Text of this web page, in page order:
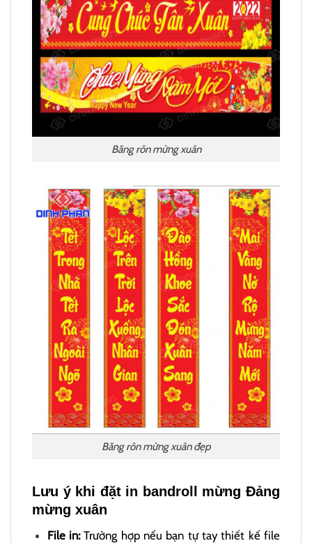
Băng rôn mừng xuân
Băng rôn mừng xuân đẹp
Lưu ý khi đặt in bandroll mừng Đảng
mừng xuân
File in:Trường hợp nếu bạn tự tay thiết kế file